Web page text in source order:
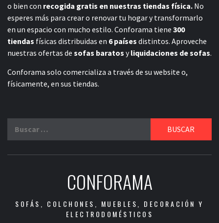
o bien con recogida gratis en nuestras tiendas física. No
esperes más para crear o renovar tu hogar y transformarlo
en un espacio con mucho estilo. Conforama tiene 300
tiendas físicas distribuidas en 6 países distintos. Aproveche
nuestras ofertas de sofas baratos yliquidaciones de sofas.
Conforama solo comercializa a través de su website o,
físicamente, en sus tiendas.
CONFORAMA
SOFÁS, COLCHONES, MUEBLES, DECORACIÓN Y
ELECTRODOMÉSTICOS